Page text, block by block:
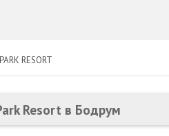
RESORT
Resort в Бодрум